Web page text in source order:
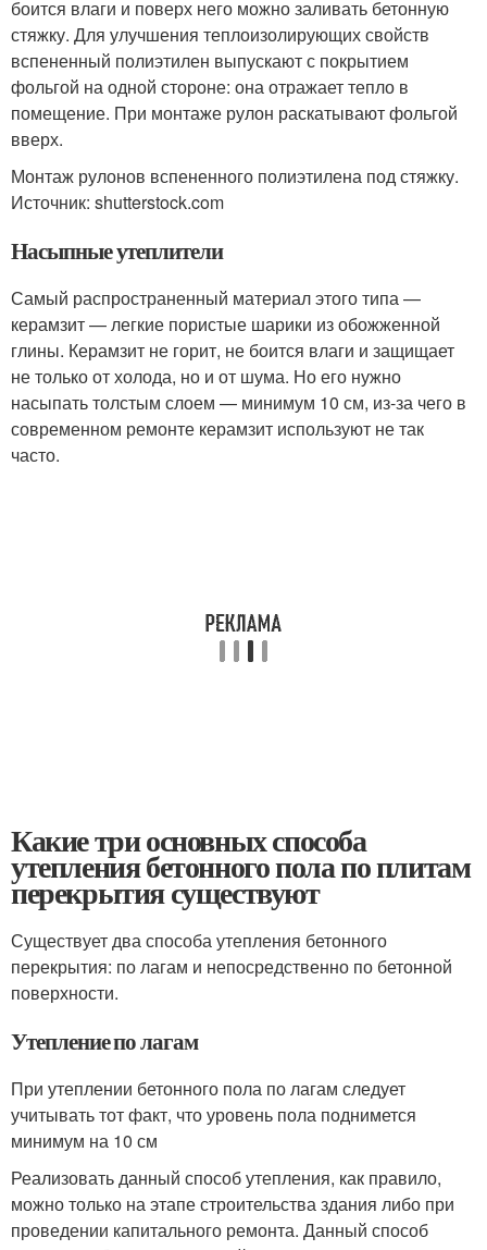
боится влаги и поверх него можно заливать бетонную
стяжку. Для улучшения теплоизолирующих свойств
вспененный полиэтилен выпускают с покрытием
фольгой на одной стороне: она отражает тепло в
помещение. При монтаже рулон раскатывают фольгой
вверх.
Монтаж рулонов вспененного полиэтилена под стяжку.
Источник: shutterstock.com
Насыпные утеплители
Самый распространенный материал этого типа —
керамзит — легкие пористые шарики из обожженной
глины. Керамзит не горит, не боится влаги и защищает
не только от холода, но и от шума. Но его нужно
насыпать толстым слоем — минимум 10 см, из-за чего в
современном ремонте керамзит используют не так
часто.
Какие три основных способа
утепления бетонного пола по плитам
перекрытия существуют
Существует два способа утепления бетонного
перекрытия: по лагам и непосредственно по бетонной
поверхности.
Утепление по лагам
При утеплении бетонного пола по лагам следует
учитывать тот факт, что уровень пола поднимется
минимум на 10 см
Реализовать данный способ утепления, как правило,
можно только на этапе строительства здания либо при
проведении капитального ремонта. Данный способ